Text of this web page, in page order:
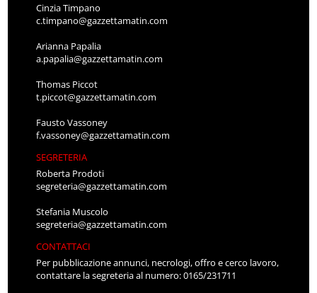
Cinzia Timpano
c.timpano@gazzettamatin.com
Arianna Papalia
a.papalia@gazzettamatin.com
Thomas Piccot
t.piccot@gazzettamatin.com
Fausto Vassoney
f.vassoney@gazzettamatin.com
SEGRETERIA
Roberta Prodoti
segreteria@gazzettamatin.com
Stefania Muscolo
segreteria@gazzettamatin.com
CONTATTACI
Per pubblicazione annunci, necrologi, offro e cerco lavoro,
contattare la segreteria al numero: 0165/231711